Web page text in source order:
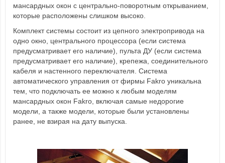
мансардных окон с центрально-поворотным открыванием,
которые расположены слишком высоко.
Комплект системы состоит из цепного электропривода на
одно окнo, центрального процессора (если система
предусматривает его наличие), пульта ДУ (если система
предусматривает его наличие), крепежа, соединительного
кабеля и настенного переключателя. Система
автоматического управления от фирмы Fakro уникальна
тем, что подключать ее можно к любым моделям
мансардных окон Fakro, включая самые недорогие
модели, а также модели, которые были установлены
ранее, не взирая на дату выпуска.